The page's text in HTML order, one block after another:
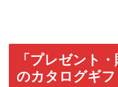
「プレゼント
のカタログギフ